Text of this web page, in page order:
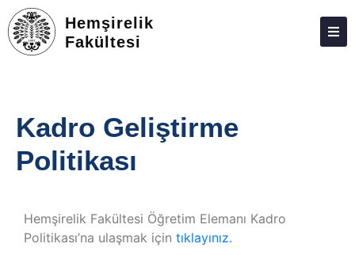
Hemşirelik
Fakültesi
GIZLILIK POLITIKASI
WEB KILAVUZU
Kadro Geliştirme
Politikası
Hemşirelik Fakültesi Öğretim Elemanı Kadro
Politikası’na ulaşmak için tıklayınız.